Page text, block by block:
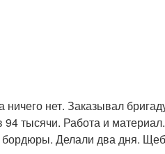
ничего нет. Заказывал
тысячи. Работа и
бордюры. Делали два дня.